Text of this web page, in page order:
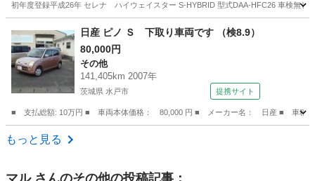
初年度登録平成26年 セレナ ハイウェイスター S-HYBRID 型式DAA-HFC26 車検無
東金駅 セレナ ハイウェイスター
日産 ピノ Ｓ 下取り車両です （検8.9）
80,000円
その他
141,405km 2007年
茨城県 水戸市 提携サイト
■ 支払総額: 10万円 ■ 車両本体価格： 80,000 円 ■ メーカー名： 日産 ■ 車
茨城 水戸市
もっと見る
マル さんのその他の投稿記事：